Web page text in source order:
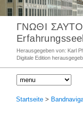
ΓΝΩΘΙ
Herausgegeben von: Karl
Digitale Edition
Startseite >